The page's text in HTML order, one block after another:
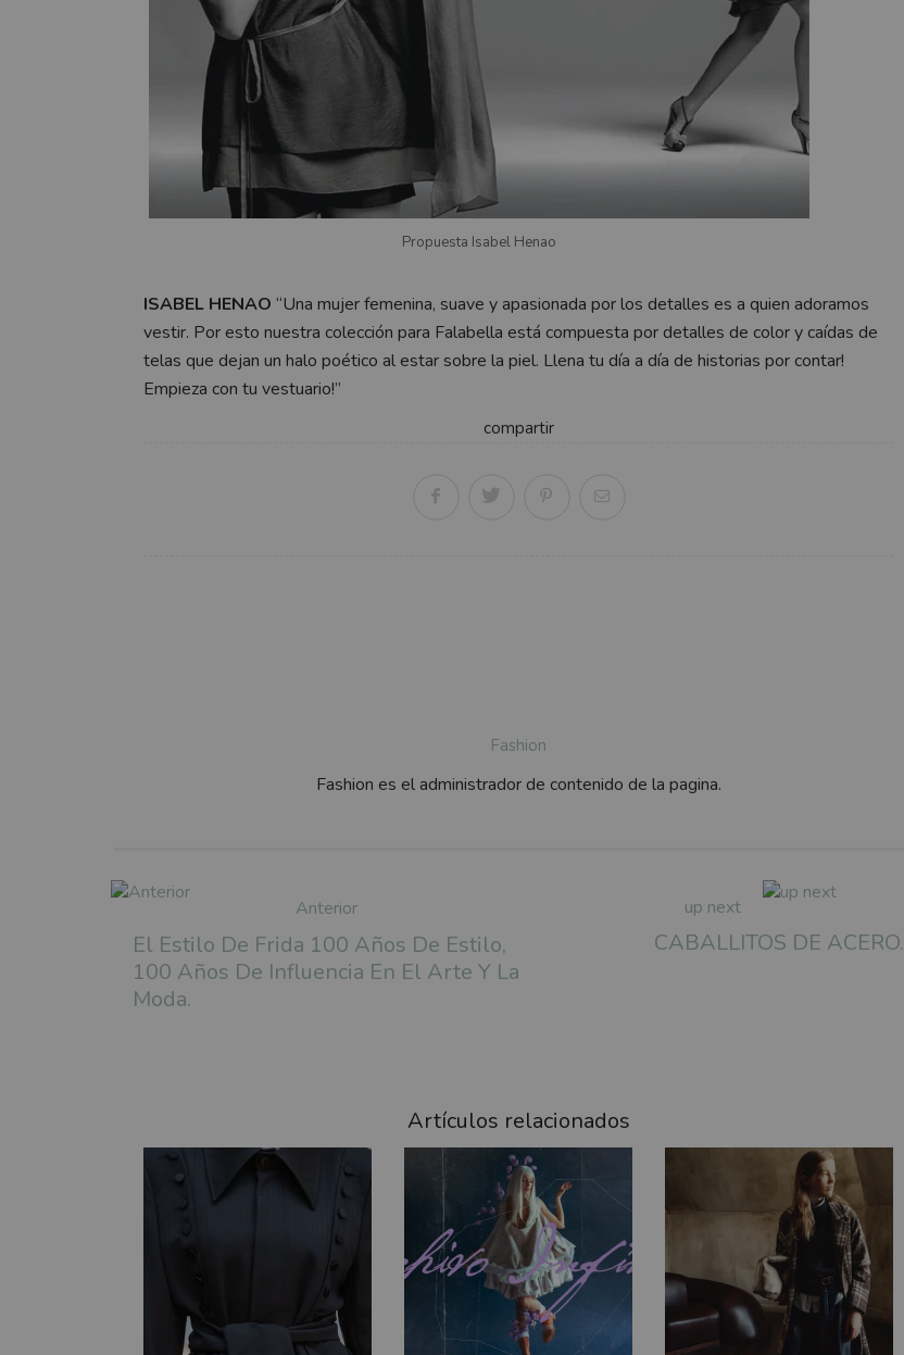
Propuesta Isabel Henao
ISABEL HENAO “Una mujer femenina, suave y apasionada por los detalles es a quien adoramos
vestir. Por esto nuestra colección para Falabella está compuesta por detalles de color y caídas de
telas que dejan un halo poético al estar sobre la piel. Llena tu día a día de historias por contar!
Empieza con tu vestuario!”
compartir
Fashion
Fashion es el administrador de contenido de la pagina.
Anterior
El Estilo De Frida 100 Años De Estilo,
100 Años De Influencia En El Arte Y La
Moda.
up next
CABALLITOS DE ACERO.
Artículos relacionados